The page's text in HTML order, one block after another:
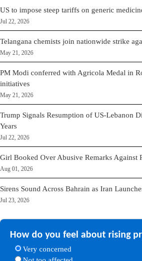
US to impose steep tariffs on generic
Jul 22, 2026
Telangana chemists join nationwide strike
May 21, 2026
PM Modi conferred with Agricola Medal in
initiatives
May 21, 2026
Trump Signals Resumption of US-Lebanon
Years
Jul 22, 2026
Girl Booked Over Abusive Remarks Against
Aug 01, 2026
Sirens Sound Across Bahrain as Iran
Jul 23, 2026
How do you feel about rising
Very concerned